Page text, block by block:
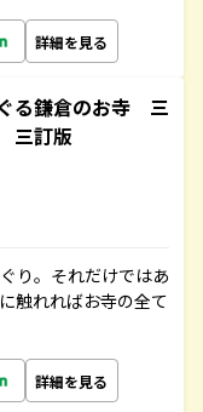
詳細を見る
る鎌倉のお寺 三
三訂版
り。それだけではあ
触れればお寺の全て
詳細を見る